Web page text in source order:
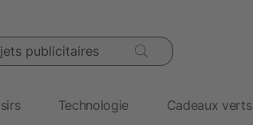
Technologie Cadeaux verts